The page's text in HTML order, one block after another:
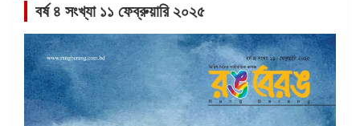
বর্ষ ৪ সংখ্যা ১১ ফেব্রুয়ারি ২০২৫